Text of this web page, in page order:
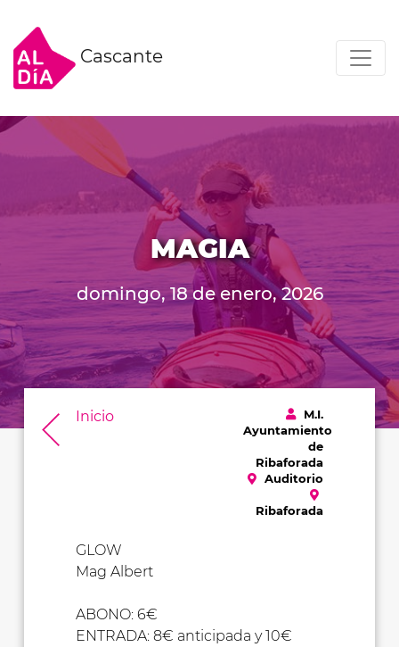
Cascante
MAGIA
domingo, 18 de enero, 2026
Inicio
M.I.
Ayuntamiento
de
Ribaforada
Auditorio
Ribaforada
GLOW
Mag Albert
ABONO: 6€
ENTRADA: 8€ anticipada y 10€